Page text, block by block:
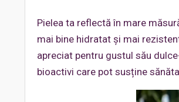
Pielea ta reflectă în mare
mai bine hidratat și mai
apreciat pentru gustul său
bioactivi care pot susține